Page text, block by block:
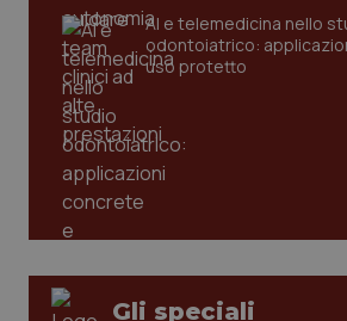
AI e telemedicina nello
odontoiatrico:
uso protetto
Gli speciali
tracking-sites-ironfish-
tracking-enable
tracking-sites-ironfish-
session-id